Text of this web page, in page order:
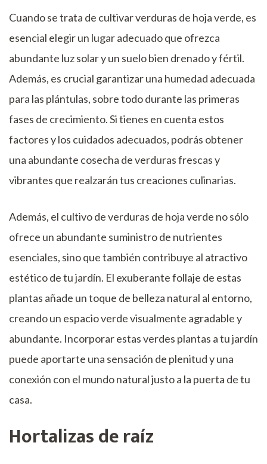
Cuando se trata de cultivar verduras de hoja verde, es
esencial elegir un lugar adecuado que ofrezca
abundante luz solar y un suelo bien drenado y fértil.
Además, es crucial garantizar una humedad adecuada
para las plántulas, sobre todo durante las primeras
fases de crecimiento. Si tienes en cuenta estos
factores y los cuidados adecuados, podrás obtener
una abundante cosecha de verduras frescas y
vibrantes que realzarán tus creaciones culinarias.
Además, el cultivo de verduras de hoja verde no sólo
ofrece un abundante suministro de nutrientes
esenciales, sino que también contribuye al atractivo
estético de tu jardín. El exuberante follaje de estas
plantas añade un toque de belleza natural al entorno,
creando un espacio verde visualmente agradable y
abundante. Incorporar estas verdes plantas a tu jardín
puede aportarte una sensación de plenitud y una
conexión con el mundo natural justo a la puerta de tu
casa.
Hortalizas de raíz